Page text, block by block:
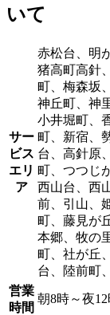
いて
サー
ビス
エリ
ア
赤松台、明
猪高町高針
町、梅森坂
神丘町、神
小井堀町、
町、新宿、
台、高針原
町、つつじ
西山台、西
前、引山、
町、藤見が
本郷、牧の
町、社が丘
台、陸前町
営業
時間
朝8時～夜